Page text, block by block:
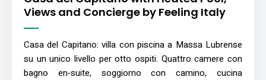
Views and Concierge by Feeling Italy
Casa del Capitano: villa con piscina a Massa Lubrense
su un unico livello per otto ospiti. Quattro camere con
bagno en‑suite, soggiorno con camino, cucina